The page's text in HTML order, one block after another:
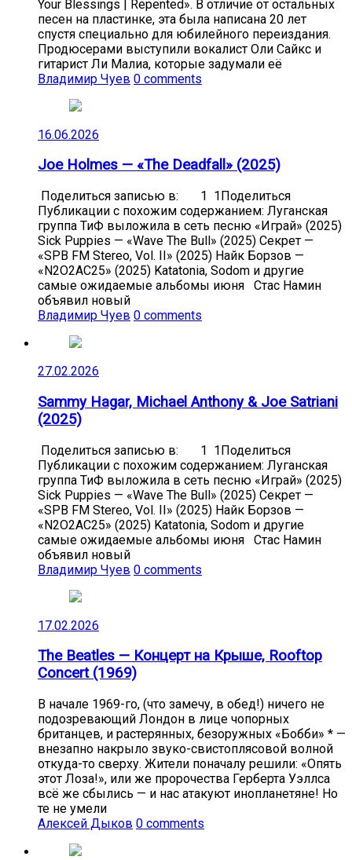
Your Blessings | Repented». В отличие от остальных
песен на пластинке, эта была написана 20 лет
спустя специально для юбилейного переиздания.
Продюсерами выступили вокалист Оли Сайкс и
гитарист Ли Малиа, которые задумали её
Владимир Чуев 0 comments
16.06.2026
Joe Holmes — «The Deadfall» (2025)
Поделиться записью в: 1 1Поделиться
Публикации с похожим содержанием: Луганская
группа ТиФ выложила в сеть песню «Играй» (2025)
Sick Puppies — «Wave The Bull» (2025) Секрет —
«SPB FM Stereo, Vol. II» (2025) Найк Борзов —
«N2O2AC25» (2025) Katatonia, Sodom и другие
самые ожидаемые альбомы июня Стас Намин
объявил новый
Владимир Чуев 0 comments
27.02.2026
Sammy Hagar, Michael Anthony & Joe Satriani
(2025)
Поделиться записью в: 1 1Поделиться
Публикации с похожим содержанием: Луганская
группа ТиФ выложила в сеть песню «Играй» (2025)
Sick Puppies — «Wave The Bull» (2025) Секрет —
«SPB FM Stereo, Vol. II» (2025) Найк Борзов —
«N2O2AC25» (2025) Katatonia, Sodom и другие
самые ожидаемые альбомы июня Стас Намин
объявил новый
Владимир Чуев 0 comments
17.02.2026
The Beatles — Концерт на Крыше, Rooftop
Concert (1969)
В начале 1969-го, (что замечу, в обед!) ничего не
подозревающий Лондон в лице чопорных
британцев, и растерянных, безоружных «Бобби» * —
внезапно накрыло звуко-свистоплясовой волной
откуда-то сверху. Жители поначалу решили: «Опять
этот Лоза!», или же пророчества Герберта Уэллса
всё же сбылись — и нас атакуют инопланетяне! Но
те не умели
Алексей Дыков 0 comments